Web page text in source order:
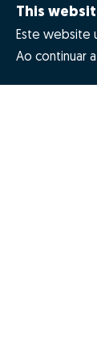
This
Este website
Ao continuar